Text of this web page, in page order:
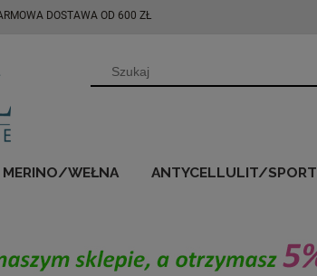
MERINO/WEŁNA ANTYCELLULIT/SPORT
DOSTAWA OD 600 ZŁ